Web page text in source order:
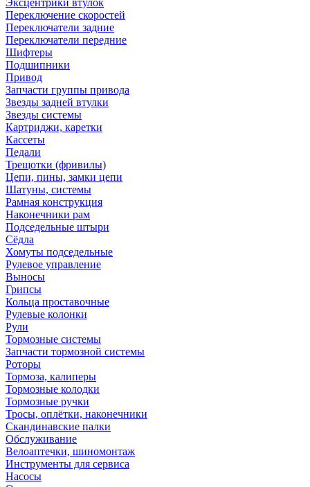
Эксцентрики втулок
Переключение скоростей
Переключатели задние
Переключатели передние
Шифтеры
Подшипники
Привод
Запчасти группы привода
Звезды задней втулки
Звезды системы
Картриджи, каретки
Кассеты
Педали
Трещотки (фривилы)
Цепи, пины, замки цепи
Шатуны, системы
Рамная конструкция
Наконечники рам
Подседельные штыри
Сёдла
Хомуты подседельные
Рулевое управление
Выносы
Грипсы
Кольца проставочные
Рулевые колонки
Рули
Тормозные системы
Запчасти тормозной системы
Роторы
Тормоза, калиперы
Тормозные колодки
Тормозные ручки
Тросы, оплётки, наконечники
Скандинавские палки
Обслуживание
Велоаптечки, шиномонтаж
Инструменты для сервиса
Насосы